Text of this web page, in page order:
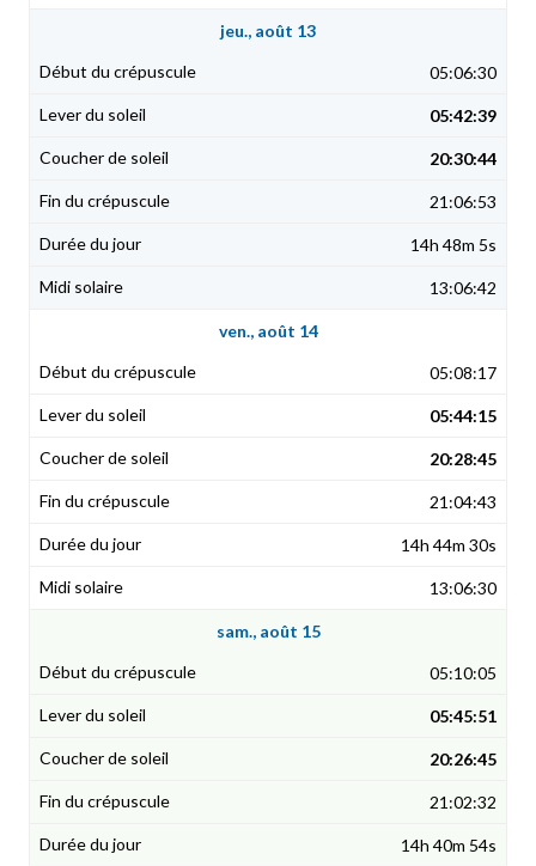
jeu., août 13
05:06:30
05:42:39
20:30:44
21:06:53
14h 48m 5s
13:06:42
ven., août 14
05:08:17
05:44:15
20:28:45
21:04:43
14h 44m 30s
13:06:30
sam., août 15
05:10:05
05:45:51
20:26:45
21:02:32
14h 40m 54s